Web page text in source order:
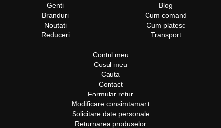
Genti
Branduri
Noutati
Reduceri
Blog
Cum comand
Cum platesc
Transport
Contul meu
Cosul meu
Cauta
Contact
Formular retur
Modificare consimtamant
Solicitare date personale
Returnarea produselor